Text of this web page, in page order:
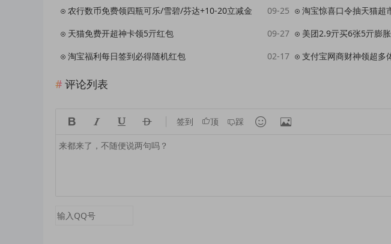
农行数币免费领四瓶可乐/雪碧/芬达+10-20立减金
09-25 淘宝惊喜口令抽天猫超
天猫免费开超神卡领5亓红包
09-27 美团2.9亓买6张5亓膨
淘宝福利每日签到必得随机红包
02-17 支付宝网商财神领超多
评论列表
    签到 顶 踩  